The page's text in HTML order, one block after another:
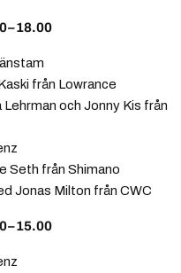
från Lowrance
och Jonny Kis från
Seth från Shimano
Jonas Milton från CWC